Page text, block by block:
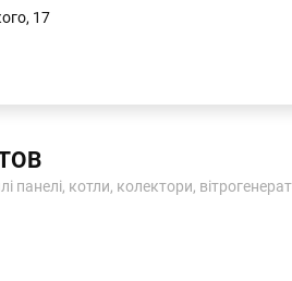
17
панелі, котли, колектори,